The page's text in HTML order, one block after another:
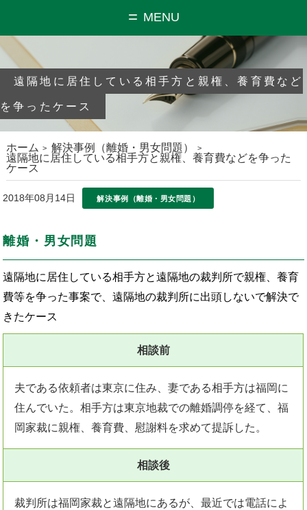
MENU
遠隔地に居住している相手方と親権、養育費など
を争ったケース
ホーム
解決事例（離婚・男女問題）
遠隔地に居住している相手方と親権、養育費などを争った
ケース
2018年08月14日 解決事例（離婚・男女問題）
離婚・男女問題
遠隔地に居住している相手方と遠隔地の裁判所で親権、養育
費等を争った事案で、遠隔地の裁判所に出頭しないで解決で
きたケース
相談前
夫である依頼者は東京に住み、妻である相手方は福岡に
住んでいた。相手方は東京地裁での離婚調停を経て、福
岡家裁に親権、養育費、慰謝料を求めて提訴した。
相談後
裁判所は福岡家裁と遠隔地にあるが、最近では電話によ